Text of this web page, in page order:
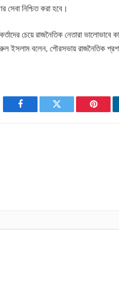
সেবা নিশ্চিত করা হবে।
চেয়ে রাজনৈতিক নেতারা
ইসলাম বলেন, পৌরসভায় রাজনৈতিক
Facebook Twitter